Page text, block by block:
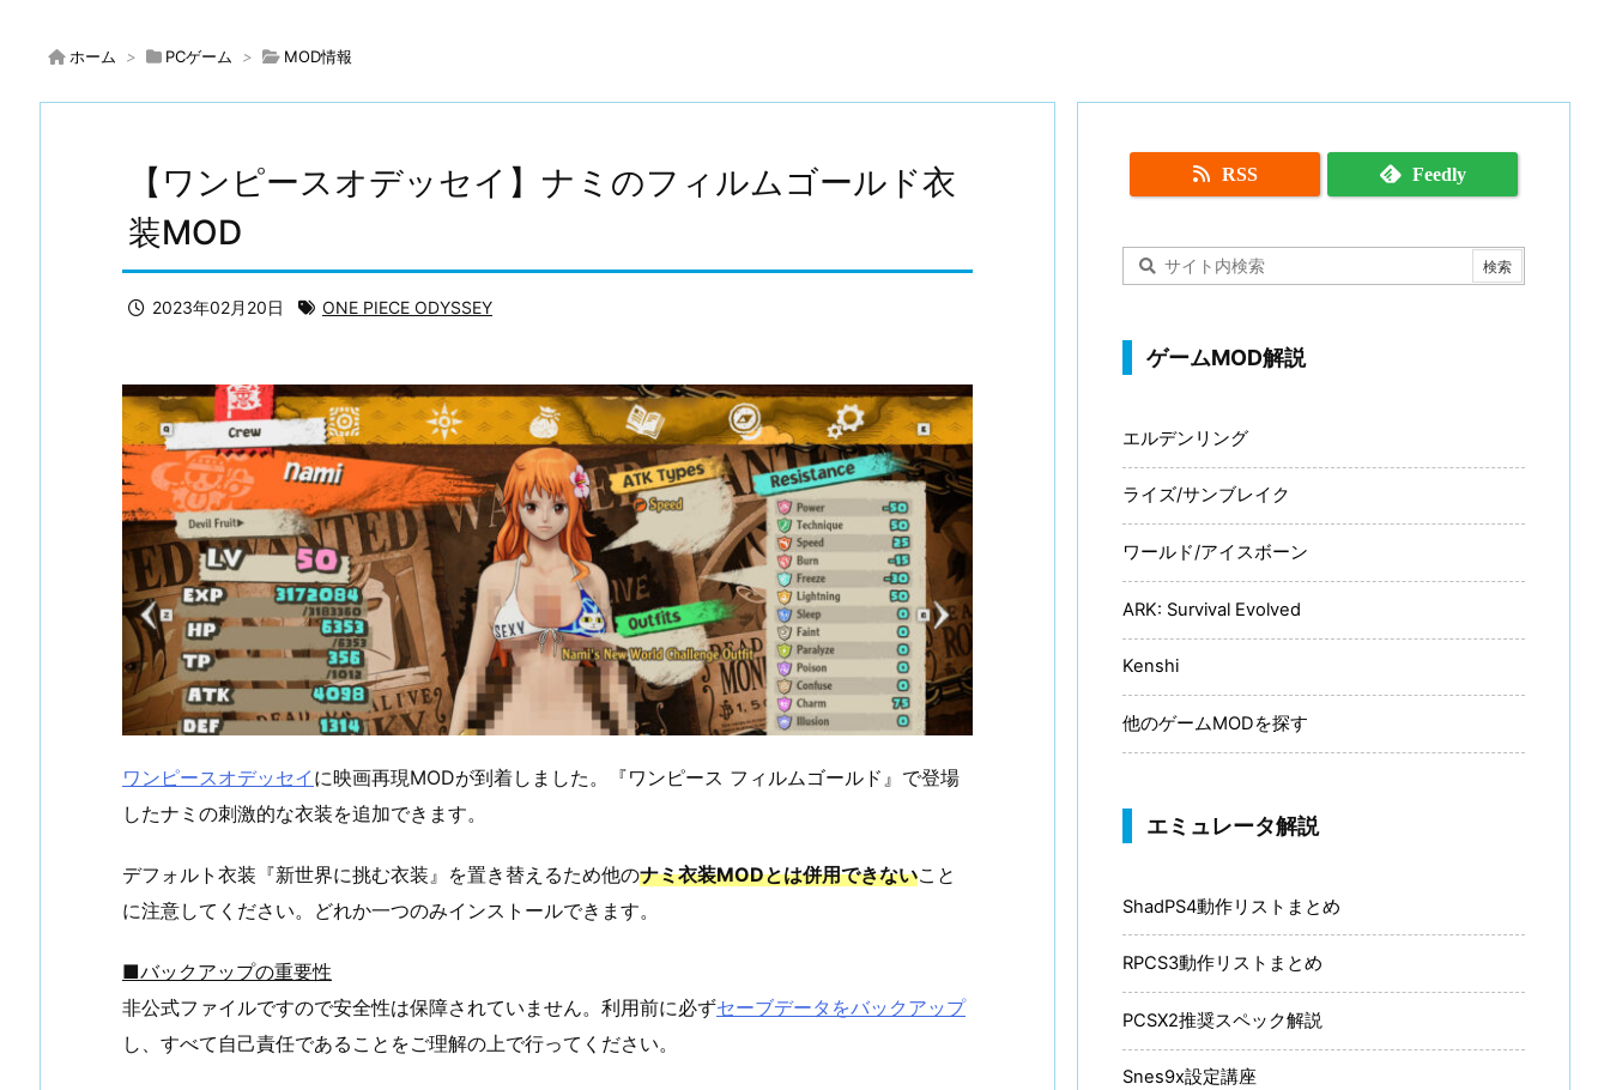
ホーム > PCゲーム > MOD情報
【ワンピースオデッセイ】ナミのフィルムゴールド衣
装MOD
2023年02月20日 ONE PIECE ODYSSEY
ワンピースオデッセイ に映画再現MODが到着しました。『ワンピース フィルムゴールド』で登場
したナミの刺激的な衣装を追加できます。
デフォルト衣装『新世界に挑む衣装』を置き替えるため他のナミ衣装MODとは併用できないこと
に注意してください。どれか一つのみインストールできます。
■バックアップの重要性
非公式ファイルですので安全性は保障されていません。利用前に必ずセーブデータをバックアップ
し、すべて自己責任であることをご理解の上で行ってください。
RSS Feedly
ゲームMOD解説
エルデンリング
ライズ/サンブレイク
ワールド/アイスボーン
ARK: Survival Evolved
Kenshi
他のゲームMODを探す
エミュレータ解説
ShadPS4動作リストまとめ
RPCS3動作リストまとめ
PCSX2推奨スペック解説
Snes9x設定講座